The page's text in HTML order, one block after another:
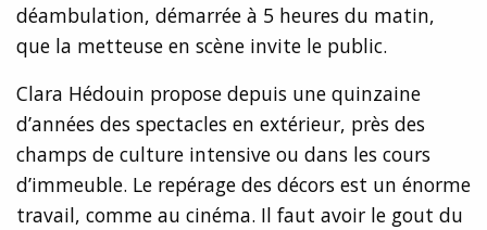
déambulation, démarrée à 5 heures du matin,
que la metteuse en scène invite le public.
Clara Hédouin propose depuis une quinzaine
d’années des spectacles en extérieur, près des
champs de culture intensive ou dans les cours
d’immeuble. Le repérage des décors est un énorme
travail, comme au cinéma. Il faut avoir le gout du